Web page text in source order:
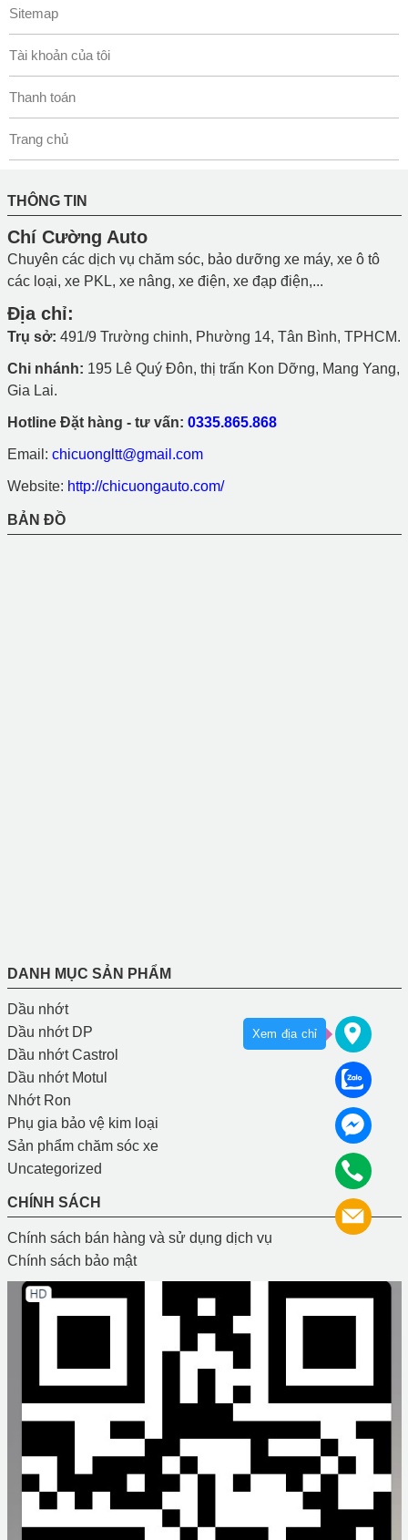
Sitemap
Tài khoản của tôi
Thanh toán
Trang chủ
THÔNG TIN
Chí Cường Auto
Chuyên các dịch vụ chăm sóc, bảo dưỡng xe máy, xe ô tô
các loại, xe PKL, xe nâng, xe điện, xe đạp điện,...
Địa chỉ:
Trụ sở: 491/9 Trường chinh, Phường 14, Tân Bình, TPHCM.
Chi nhánh: 195 Lê Quý Đôn, thị trấn Kon Dỡng, Mang Yang,
Gia Lai.
Hotline Đặt hàng - tư vấn: 0335.865.868
Email: chicuongltt@gmail.com
Website: http://chicuongauto.com/
BẢN ĐỒ
DANH MỤC SẢN PHẨM
Dầu nhớt
Dầu nhớt DP
Dầu nhớt Castrol
Dầu nhớt Motul
Nhớt Ron
Phụ gia bảo vệ kim loại
Sản phẩm chăm sóc xe
Uncategorized
CHÍNH SÁCH
Chính sách bán hàng và sử dụng dịch vụ
Chính sách bảo mật
Xem địa chỉ